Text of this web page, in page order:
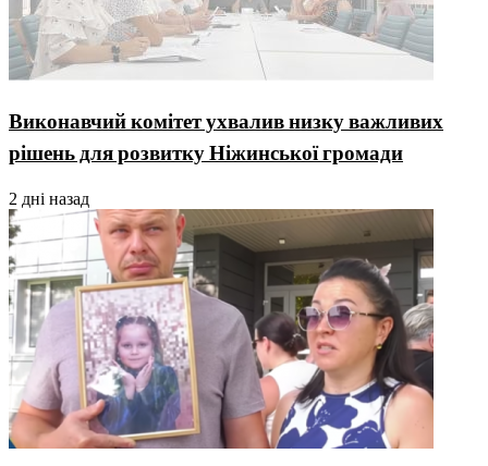
Виконавчий комітет ухвалив низку важливих
рішень для розвитку Ніжинської громади
2 дні назад